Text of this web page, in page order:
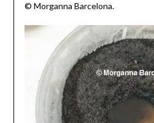
© Morganna Barcelona.